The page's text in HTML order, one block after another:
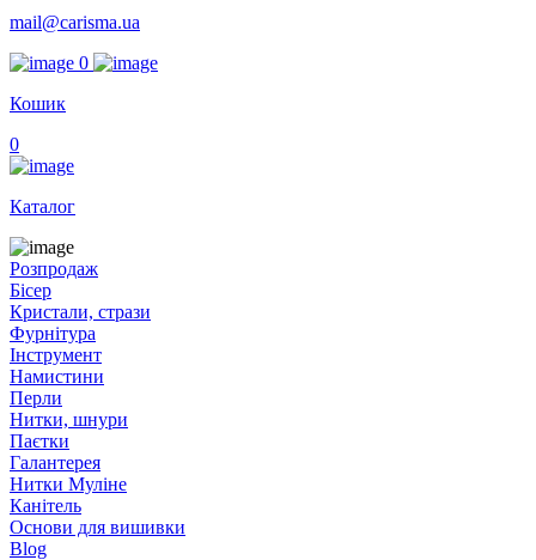
mail@carisma.ua
0
Кошик
0
Каталог
Розпродаж
Бісер
Кристали, стрази
Фурнітура
Інструмент
Намистини
Перли
Нитки, шнури
Паєтки
Галантерея
Нитки Муліне
Канітель
Основи для вишивки
Blog